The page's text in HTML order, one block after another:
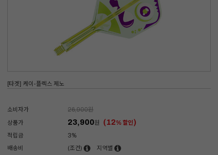
[타겟] 케이-플렉스 제노
소비자가 26,900원
상품가
23,900원 (12% 할인)
적립금
3%
배송비
(조건) 지역별